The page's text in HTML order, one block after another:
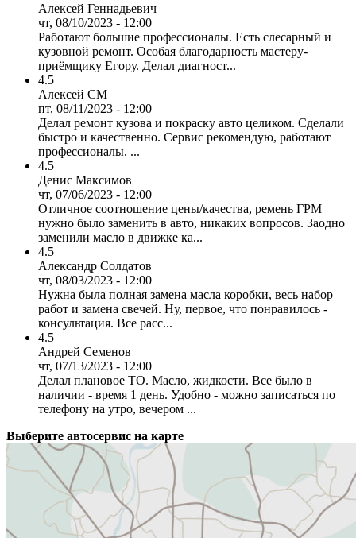
Алексей Геннадьевич
чт, 08/10/2023 - 12:00
Работают большие профессионалы. Есть слесарный и
кузовной ремонт. Особая благодарность мастеру-
приёмщику Егору. Делал диагност...
4.5
Алексей СМ
пт, 08/11/2023 - 12:00
Делал ремонт кузова и покраску авто целиком. Сделали
быстро и качественно. Сервис рекомендую, работают
профессионалы. ...
4.5
Денис Максимов
чт, 07/06/2023 - 12:00
Отличное соотношение цены/качества, ремень ГРМ
нужно было заменить в авто, никаких вопросов. Заодно
заменили масло в движке ка...
4.5
Александр Солдатов
чт, 08/03/2023 - 12:00
Нужна была полная замена масла коробки, весь набор
работ и замена свечей. Ну, первое, что понравилось -
консультация. Все расс...
4.5
Андрей Семенов
чт, 07/13/2023 - 12:00
Делал плановое ТО. Масло, жидкости. Все было в
наличии - время 1 день. Удобно - можно записаться по
телефону на утро, вечером ...
Выберите автосервис на карте